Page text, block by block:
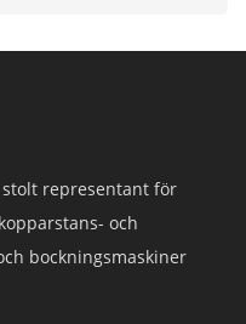
stolt representant för
och
bockningsmaskiner